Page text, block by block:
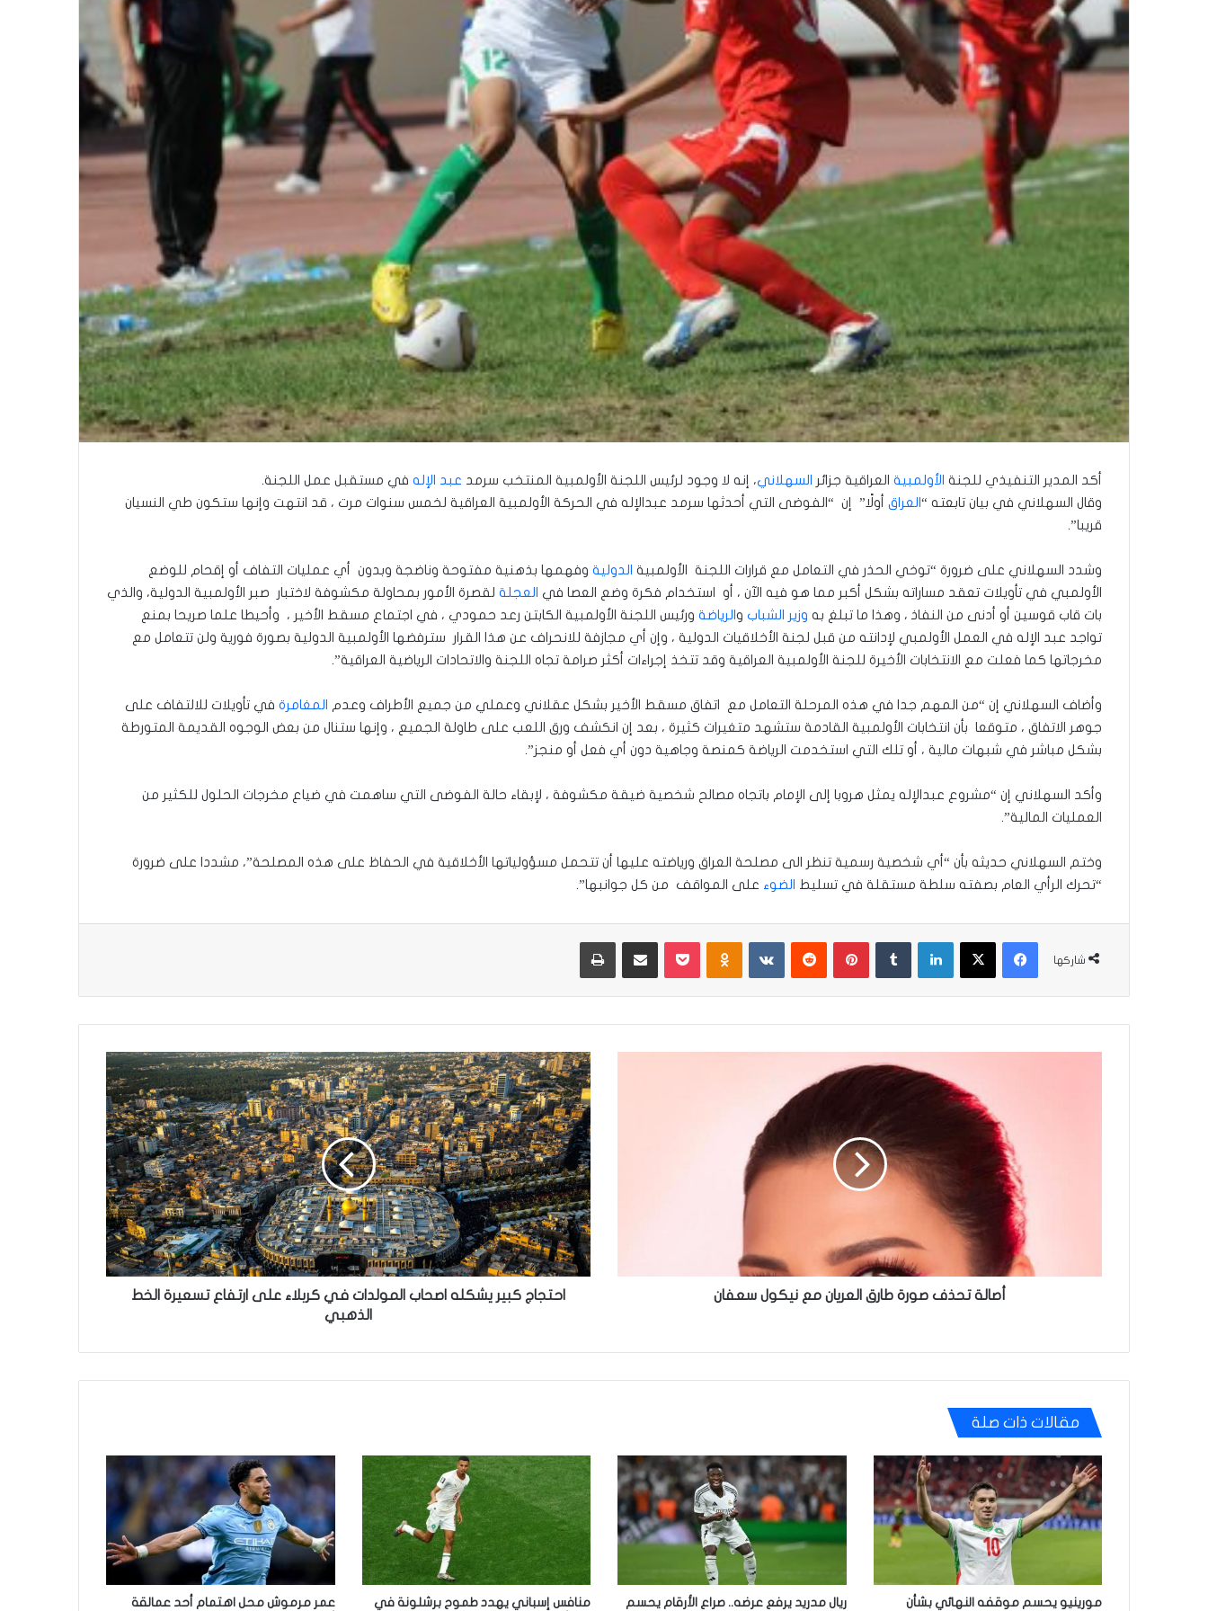
أكد المدير التنفيذي للجنة الأولمبية العراقية جزائر السهلاني، إنه لا وجود لرئيس اللجنة الأولمبية المنتخب سرمد عبد الإله في مستقبل عمل اللجنة.
وقال السهلاني في بيان تابعته “ العراق أولًا” إن “الفوضى التي أحدثها سرمد عبدالإله في الحركة الأولمبية العراقية لخمس سنوات مرت ، قد انتهت وإنها ستكون طي النسيان
قريبا”.
وشدد السهلاني على ضرورة “توخي الحذر في التعامل مع قرارات اللجنة الأولمبية الدولية وفهمها بذهنية مفتوحة وناضجة وبدون أي عمليات التفاف أو إقحام للوضع
الأولمبي في تأويلات تعقد مساراته بشكل أكبر مما هو فيه الآن ، أو استخدام فكرة وضع العصا في
العجلة لقصرة الأمور بمحاولة مكشوفة لاختبار صبر الأولمبية الدولية، والذي
بات قاب قوسين أو أدنى من النفاذ ، وهذا ما تبلغ به وزير الشباب و الرياضة ورئيس اللجنة الأولمبية الكابتن رعد حمودي ، في اجتماع مسقط الأخير ، وأحيطا علما صريحا بمنع
تواجد عبد الإله في العمل الأولمبي لإدانته من قبل لجنة الأخلاقيات الدولية ، وإن أي مجازفة للانحراف عن هذا القرار سترفضها الأولمبية الدولية بصورة فورية ولن تتعامل مع
مخرجاتها كما فعلت مع الانتخابات الأخيرة للجنة الأولمبية العراقية وقد تتخذ إجراءات أكثر صرامة تجاه اللجنة والاتحادات الرياضية العراقية”.
وأضاف السهلاني إن “من المهم جدا في هذه المرحلة التعامل مع اتفاق مسقط الأخير بشكل عقلاني وعملي من جميع الأطراف وعدم المغامرة في تأويلات للالتفاف على
جوهر الاتفاق ، متوقعا بأن انتخابات الأولمبية القادمة ستشهد متغيرات كثيرة ، بعد إن انكشف ورق اللعب على طاولة الجميع ، وإنها ستنال من بعض الوجوه القديمة المتورطة
بشكل مباشر في شبهات مالية ، أو تلك التي استخدمت الرياضة كمنصة وجاهية دون أي فعل أو منجز”.
وأكد السهلاني إن “مشروع عبدالإله يمثل هروبا إلى الإمام باتجاه مصالح شخصية ضيقة مكشوفة ، لإبقاء حالة الفوضى التي ساهمت في ضياع مخرجات الحلول للكثير من
العمليات المالية”.
وختم السهلاني حديثه بأن “أي شخصية رسمية تنظر الى مصلحة العراق ورياضته عليها أن تتحمل مسؤولياتها الأخلاقية في الحفاظ على هذه المصلحة”، مشددا على ضرورة
“تحرك الرأي العام بصفته سلطة مستقلة في تسليط
الضوء على المواقف من كل جوانبها”.
شاركها
فيسبوك
‫X لينكدإن بينتيريست Odnoklassniki
‫Pocketمشاركة عبر البريد طباعة
أصالة تحذف صورة طارق العريان مع نيكول سعفان
احتجاج
كبير
يشكله
اصحاب
المولدات
في
كربلاء
على
ارتفاع
تسعيرة
الخط
الذهبي
احتجاج كبير يشكله اصحاب المولدات في كربلاء على ارتفاع تسعيرة الخط
الذهبي
مقالات ذات صلة
مورينيو يحسم موقفه النهائي بشأن ريال مدريد يرفع عرضه.. صراع الأرقام يحسم منافس إسباني يهدد طموح برشلونة في عمر مرموش محل اهتمام أحد عمالقة